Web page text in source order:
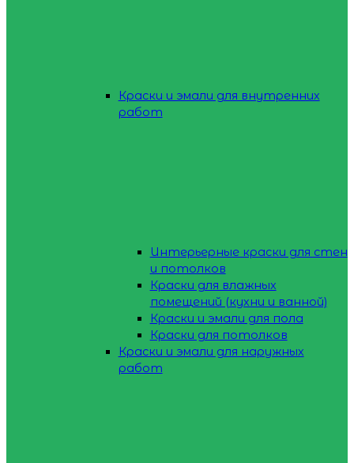
Краски и эмали для внутренних
работ
Интерьерные краски для стен
и потолков
Краски для влажных
помещений (кухни и ванной)
Краски и эмали для пола
Краски для потолков
Краски и эмали для наружных
работ